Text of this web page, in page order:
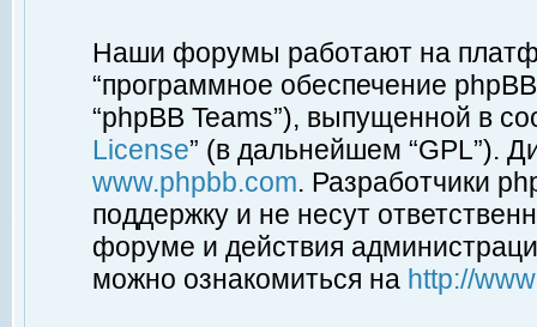
Наши форумы работают на
“программное обеспечение
“phpBB Teams”), выпущенной в
License” (в дальнейшем “GPL”).
www.phpbb.com. Разработчики
поддержку и не несут
форуме и действия
можно ознакомиться на http://